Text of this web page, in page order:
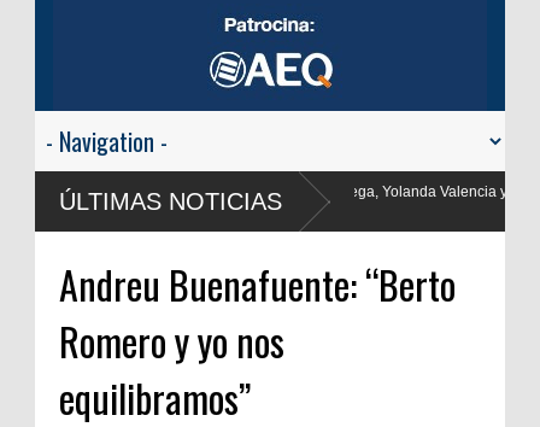
ÚLTIMAS NOTICIAS
Valencia y Frank Blanco regresan a
Andreu Buenafuente: “Berto
Romero y yo nos
equilibramos”